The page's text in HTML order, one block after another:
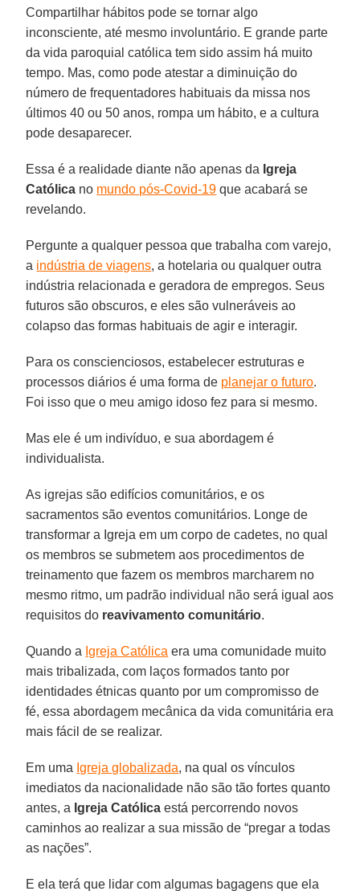
Compartilhar hábitos pode se tornar algo
inconsciente, até mesmo involuntário. E grande parte
da vida paroquial católica tem sido assim há muito
tempo. Mas, como pode atestar a diminuição do
número de frequentadores habituais da missa nos
últimos 40 ou 50 anos, rompa um hábito, e a cultura
pode desaparecer.
Essa é a realidade diante não apenas da Igreja
Católica no mundo pós-Covid-19 que acabará se
revelando.
Pergunte a qualquer pessoa que trabalha com varejo,
a indústria de viagens, a hotelaria ou qualquer outra
indústria relacionada e geradora de empregos. Seus
futuros são obscuros, e eles são vulneráveis ao
colapso das formas habituais de agir e interagir.
Para os conscienciosos, estabelecer estruturas e
processos diários é uma forma de planejar o futuro.
Foi isso que o meu amigo idoso fez para si mesmo.
Mas ele é um indivíduo, e sua abordagem é
individualista.
As igrejas são edifícios comunitários, e os
sacramentos são eventos comunitários. Longe de
transformar a Igreja em um corpo de cadetes, no qual
os membros se submetem aos procedimentos de
treinamento que fazem os membros marcharem no
mesmo ritmo, um padrão individual não será igual aos
requisitos do reavivamento comunitário.
Quando a Igreja Católica era uma comunidade muito
mais tribalizada, com laços formados tanto por
identidades étnicas quanto por um compromisso de
fé, essa abordagem mecânica da vida comunitária era
mais fácil de se realizar.
Em uma Igreja globalizada, na qual os vínculos
imediatos da nacionalidade não são tão fortes quanto
antes, a Igreja Católica está percorrendo novos
caminhos ao realizar a sua missão de “pregar a todas
as nações”.
E ela terá que lidar com algumas bagagens que ela